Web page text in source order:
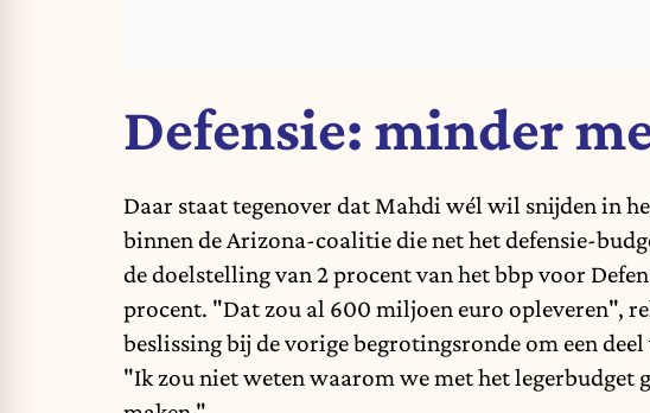
Defensie: minder
Daar staat tegenover dat Mahdi wél wil snijden in
binnen de Arizona-coalitie die net het defensie-
de doelstelling van 2 procent van het bbp voor
procent. "Dat zou al 600 miljoen euro opleveren",
beslissing bij de vorige begrotingsronde om een
"Ik zou niet weten waarom we met het legerbudget